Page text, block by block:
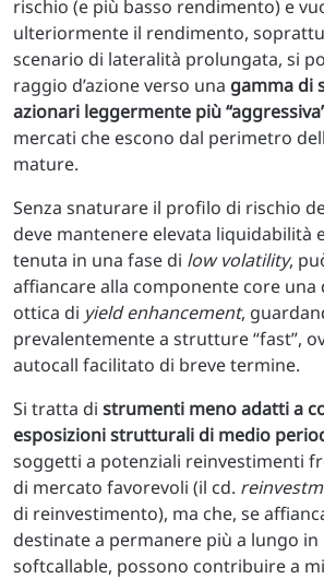
rischio (e più basso rendimento) e
ulteriormente il rendimento,
scenario di lateralità prolungata, si
raggio d’azione verso una gamma di
azionari leggermente più
mercati che escono dal perimetro
mature.
Senza snaturare il profilo di rischio
deve mantenere elevata liquidabilità
tenuta in una fase di low volatility,
affiancare alla componente core una
ottica di yield enhancement,
prevalentemente a strutture “fast”,
autocall facilitato di breve termine.
Si tratta di strumenti meno adatti a
esposizioni strutturali di medio
soggetti a potenziali reinvestimenti
di mercato favorevoli (il cd.
di reinvestimento), ma che, se
destinate a permanere più a lungo
softcallable, possono contribuire a